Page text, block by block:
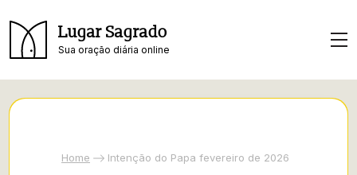
Lugar Sagrado
Sua oração diária online
Home Intenção do Papa fevereiro de 2026